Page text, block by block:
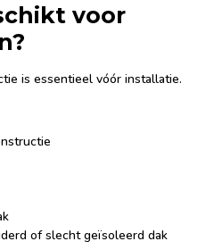
voor
is essentieel vóór installatie.
of slecht geïsoleerd dak